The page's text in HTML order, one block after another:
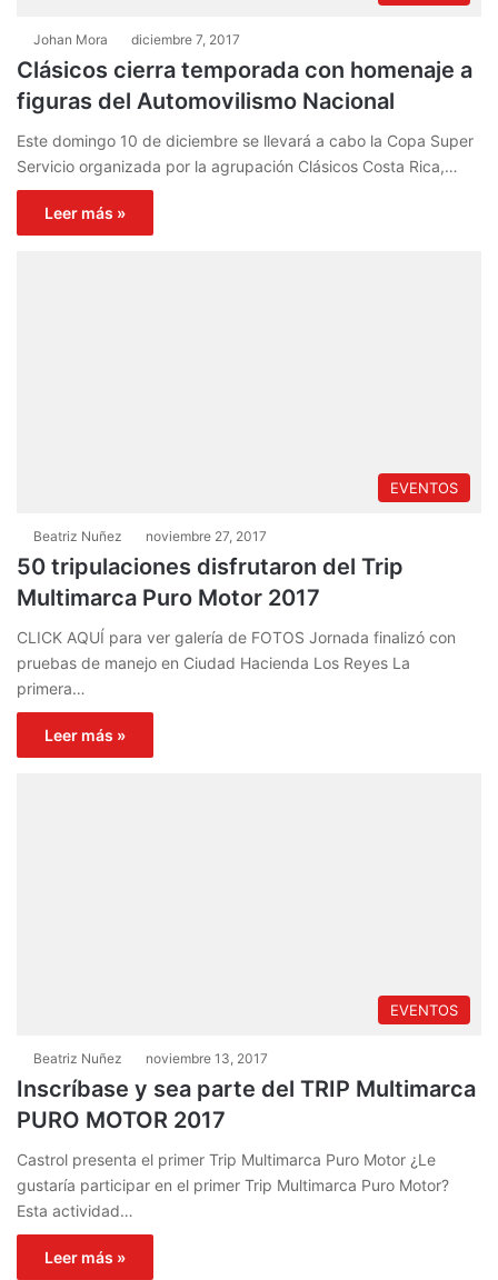
Johan Mora diciembre 7, 2017
Clásicos cierra temporada con homenaje a
figuras del Automovilismo Nacional
Este domingo 10 de diciembre se llevará a cabo la Copa Super
Servicio organizada por la agrupación Clásicos Costa Rica,…
Leer más »
EVENTOS
Beatriz Nuñez noviembre 27, 2017
50 tripulaciones disfrutaron del Trip
Multimarca Puro Motor 2017
CLICK AQUÍ para ver galería de FOTOS Jornada finalizó con
pruebas de manejo en Ciudad Hacienda Los Reyes La
primera…
Leer más »
EVENTOS
Beatriz Nuñez noviembre 13, 2017
Inscríbase y sea parte del TRIP Multimarca
PURO MOTOR 2017
Castrol presenta el primer Trip Multimarca Puro Motor ¿Le
gustaría participar en el primer Trip Multimarca Puro Motor?
Esta actividad…
Leer más »